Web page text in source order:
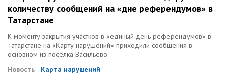
количеству сообщений на «дне референдумов» в
Татарстане
К моменту закрытия участков в «единый день референдумов» в
Татарстане на «Карту нарушений» приходили сообщения в
основном из поселка Васильево.
Новость
Карта нарушений